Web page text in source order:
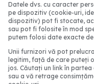
tot, inclusiv
au tendința de a-l
că Gemenii tind să
Datele dvs. cu caracter
pe dispozitiv (cookie-uri,
dispozitiv) pot fi stocate,
sau pot fi folosite în mod
putem folosi date exacte
Unii furnizori vă pot
legitim, față de care puteți
jos. Căutați un link în
sau a vă retrage